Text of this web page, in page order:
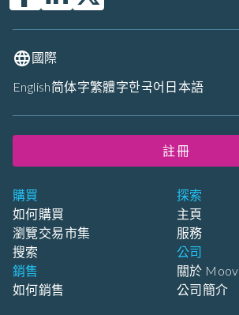
購買
如何購買
瀏覽交易市集
搜索
銷售
如何銷售
探索
主頁
服務
公司
關於 Moov
公司簡介
國際
English简体字繁體字한국어 日本語
註冊